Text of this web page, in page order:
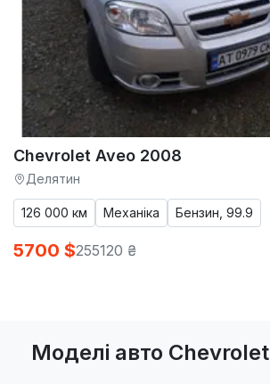
Chevrolet Aveo 2008
Делятин
126 000 км Механіка Бензин, 99.9
5700 $255120 ₴
Моделі авто Chevrolet